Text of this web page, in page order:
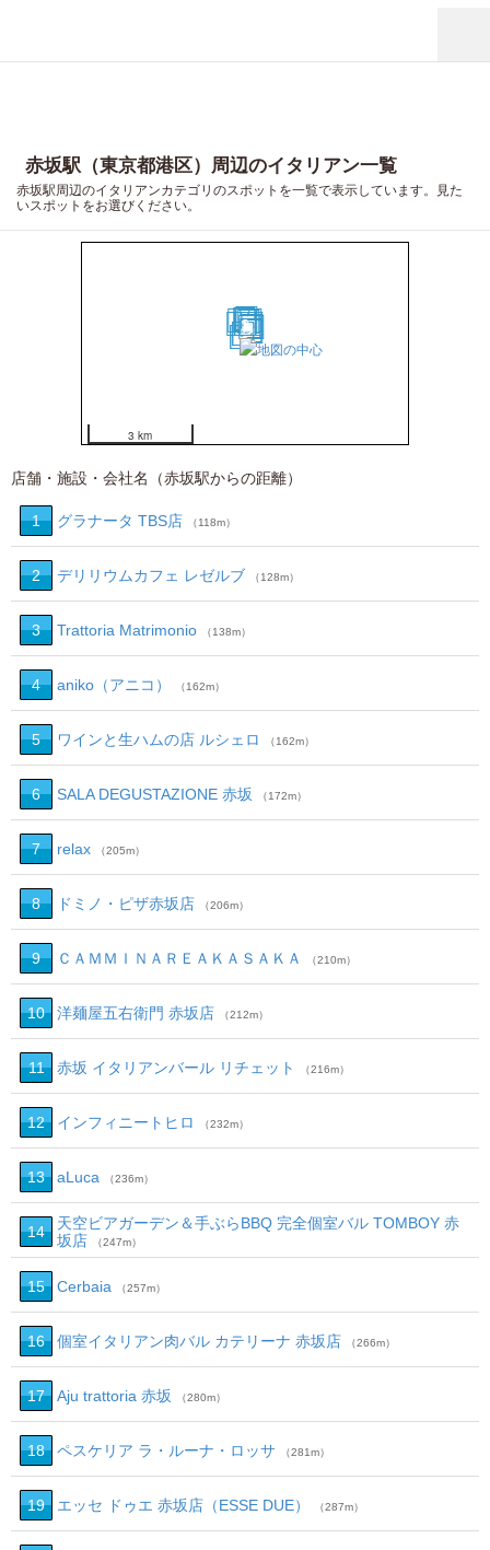
赤坂駅（東京都港区）周辺のイタリアン一覧
赤坂駅周辺のイタリアンカテゴリのスポットを一覧で表示しています。見た
いスポットをお選びください。
1
23
45
67
8
9
1011
1213
14
1516
17
18
19
20
3 km
店舗・施設・会社名（赤坂駅からの距離）
1 グラナータ TBS店 （118m）
2 デリリウムカフェ レゼルブ （128m）
3 Trattoria Matrimonio （138m）
4 aniko（アニコ） （162m）
5 ワインと生ハムの店 ルシェロ （162m）
6 SALA DEGUSTAZIONE 赤坂 （172m）
7 relax （205m）
8 ドミノ・ピザ赤坂店 （206m）
9 ＣＡＭＭＩＮＡＲＥＡＫＡＳＡＫＡ （210m）
10 洋麺屋五右衛門 赤坂店 （212m）
11 赤坂 イタリアンバール リチェット （216m）
12 インフィニートヒロ （232m）
13 aLuca （236m）
14
天空ビアガーデン＆手ぶらBBQ 完全個室バル TOMBOY 赤
坂店
（247m）
15 Cerbaia （257m）
16 個室イタリアン肉バル カテリーナ 赤坂店 （266m）
17 Aju trattoria 赤坂 （280m）
18 ペスケリア ラ・ルーナ・ロッサ （281m）
19 エッセ ドゥエ 赤坂店（ESSE DUE） （287m）